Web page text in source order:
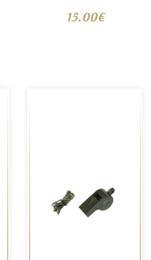
15.00€